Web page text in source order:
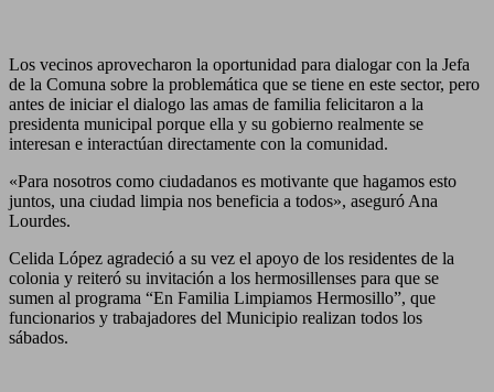
Los vecinos aprovecharon la oportunidad para dialogar con la Jefa
de la Comuna sobre la problemática que se tiene en este sector, pero
antes de iniciar el dialogo las amas de familia felicitaron a la
presidenta municipal porque ella y su gobierno realmente se
interesan e interactúan directamente con la comunidad.
«Para nosotros como ciudadanos es motivante que hagamos esto
juntos, una ciudad limpia nos beneficia a todos», aseguró Ana
Lourdes.
Celida López agradeció a su vez el apoyo de los residentes de la
colonia y reiteró su invitación a los hermosillenses para que se
sumen al programa “En Familia Limpiamos Hermosillo”, que
funcionarios y trabajadores del Municipio realizan todos los
sábados.